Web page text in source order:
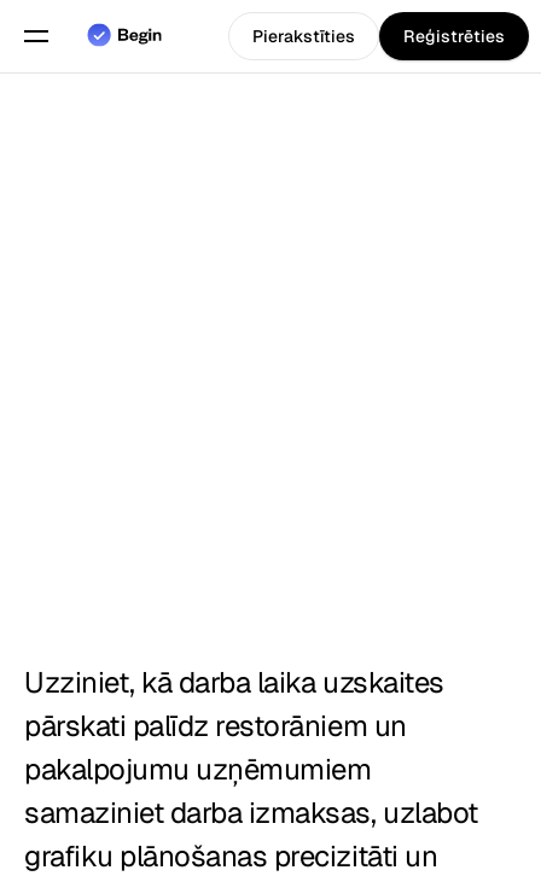
Maiznīcas
Ēdināšana
Pierakstīties Reģistrēties
Uzziniet, kā darba laika uzskaites
pārskati palīdz restorāniem un
pakalpojumu uzņēmumiem
samaziniet darba izmaksas, uzlabot
grafiku plānošanas precizitāti un